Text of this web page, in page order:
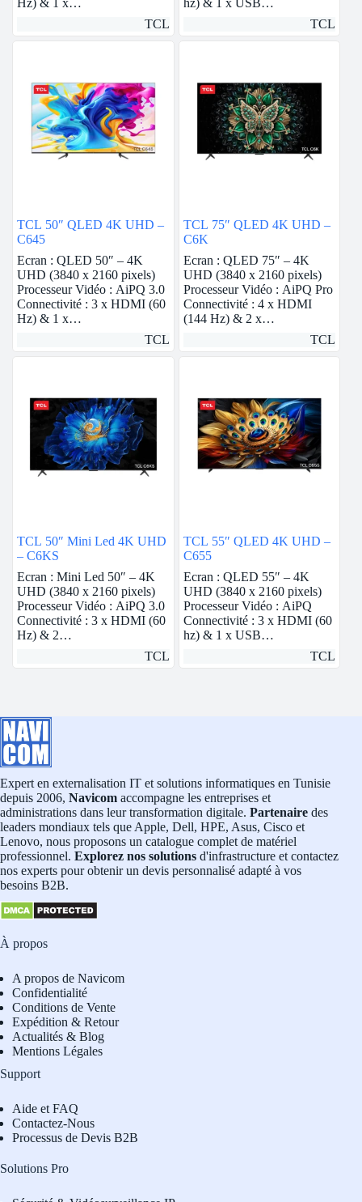
TCL
TCL
TCL 50″ QLED 4K UHD –
C645
Ecran : QLED 50″ – 4K
UHD (3840 x 2160 pixels)
Processeur Vidéo : AiPQ 3.0
Connectivité : 3 x HDMI (60
Hz) & 1 x…
TCL
TCL 75″ QLED 4K UHD –
C6K
Ecran : QLED 75″ – 4K
UHD (3840 x 2160 pixels)
Processeur Vidéo : AiPQ Pro
Connectivité : 4 x HDMI
(144 Hz) & 2 x…
TCL
TCL 50″ Mini Led 4K UHD
– C6KS
Ecran : Mini Led 50″ – 4K
UHD (3840 x 2160 pixels)
Processeur Vidéo : AiPQ 3.0
Connectivité : 3 x HDMI (60
Hz) & 2…
TCL
TCL 55″ QLED 4K UHD –
C655
Ecran : QLED 55″ – 4K
UHD (3840 x 2160 pixels)
Processeur Vidéo : AiPQ
Connectivité : 3 x HDMI (60
hz) & 1 x USB…
TCL
Expert en externalisation IT et solutions informatiques en Tunisie
depuis 2006, Navicom accompagne les entreprises et
administrations dans leur transformation digitale. Partenaire des
leaders mondiaux tels que Apple, Dell, HPE, Asus, Cisco et
Lenovo, nous proposons un catalogue complet de matériel
professionnel. Explorez nos solutions d'infrastructure et contactez
nos experts pour obtenir un devis personnalisé adapté à vos
besoins B2B.
À propos
A propos de Navicom
Confidentialité
Conditions de Vente
Expédition & Retour
Actualités & Blog
Mentions Légales
Support
Aide et FAQ
Contactez-Nous
Processus de Devis B2B
Solutions Pro